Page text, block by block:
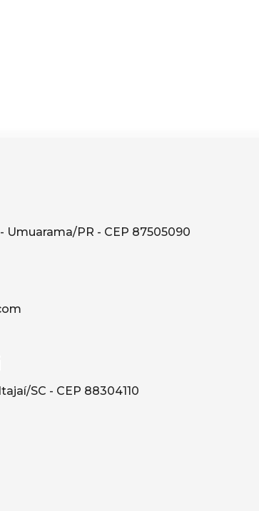
Umuarama/PR - CEP 87505090
SC - CEP 88304110